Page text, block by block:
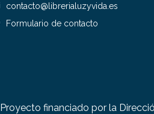
contacto@librerialuzyvida.es
Formulario de contacto
Proyecto financiado por la